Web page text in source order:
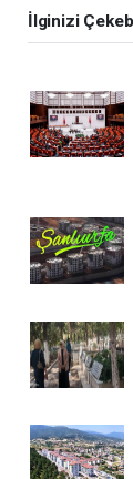
İlginizi